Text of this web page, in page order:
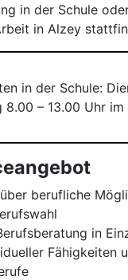
in der Schule
in Alzey
in der Schule:
8.00 – 13.00 Uhr im
berufliche
in
Fähigkeiten